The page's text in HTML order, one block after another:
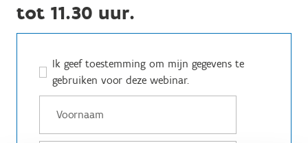
tot 11.30 uur.
Ik geef toestemming om mijn gegevens te
gebruiken voor deze webinar.